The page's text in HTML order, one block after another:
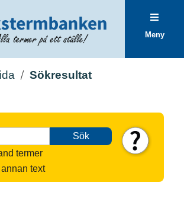
Meny
Sökresultat
Sök
termer
text